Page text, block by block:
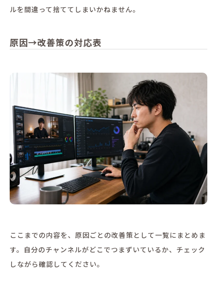
ルを間違って捨ててしまいかねません。
原因→改善策の対応表
ここまでの内容を、原因ごとの改善策として一覧にまとめま
す。自分のチャンネルがどこでつまずいているか、チェック
しながら確認してください。